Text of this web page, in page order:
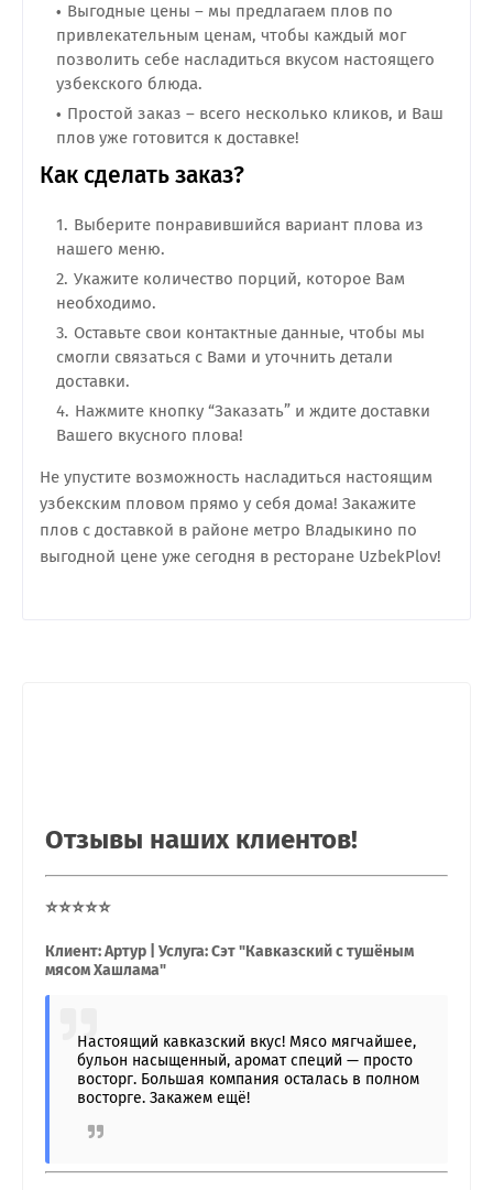
Выгодные цены – мы предлагаем плов по
привлекательным ценам, чтобы каждый мог
позволить себе насладиться вкусом настоящего
узбекского блюда.
Простой заказ – всего несколько кликов, и Ваш
плов уже готовится к доставке!
Как сделать заказ?
Выберите понравившийся вариант плова из
нашего меню.
Укажите количество порций, которое Вам
необходимо.
Оставьте свои контактные данные, чтобы мы
смогли связаться с Вами и уточнить детали
доставки.
Нажмите кнопку “Заказать” и ждите доставки
Вашего вкусного плова!
Не упустите возможность насладиться настоящим
узбекским пловом прямо у себя дома! Закажите
плов с доставкой в районе метро Владыкино по
выгодной цене уже сегодня в ресторане UzbekPlov!
Отзывы наших клиентов!
⭐⭐⭐⭐⭐
Клиент: Артур | Услуга: Сэт "Кавказский с тушёным
мясом Хашлама"
Настоящий кавказский вкус! Мясо мягчайшее,
бульон насыщенный, аромат специй — просто
восторг. Большая компания осталась в полном
восторге. Закажем ещё!